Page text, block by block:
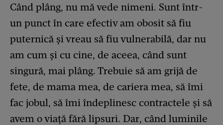
Când plâng, nu mă vede nimeni. Sunt într-
un punct în care efectiv am obosit să fiu
puternică și vreau să fiu vulnerabilă, dar nu
am cum și cu cine, de aceea, când sunt
singură, mai plâng. Trebuie să am grijă de
fete, de mama mea, de cariera mea, să îmi
fac jobul, să îmi îndeplinesc contractele și să
avem o viață fără lipsuri. Dar, când luminile